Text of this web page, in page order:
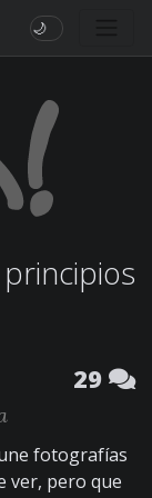
🌙
29
fotografías
ver, pero que